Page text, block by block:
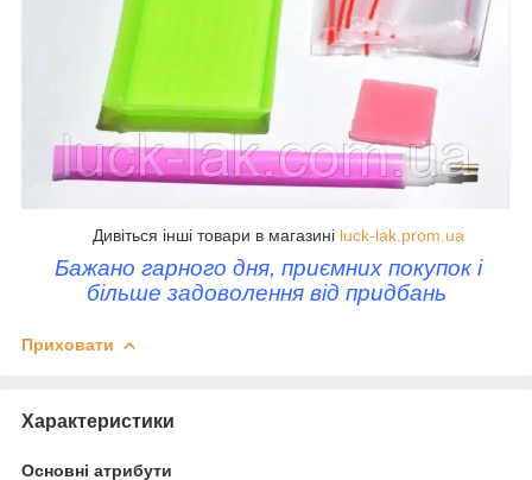
Дивіться інші товари в магазині luck-lak.prom.ua
Бажано гарного дня, приємних покупок і
більше задоволення від придбань
Приховати
Характеристики
Основні атрибути